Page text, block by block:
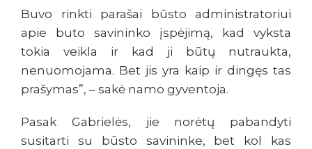
Buvo rinkti parašai būsto administratoriui
apie buto savininko įspėjimą, kad vyksta
tokia veikla ir kad ji būtų nutraukta,
nenuomojama. Bet jis yra kaip ir dingęs tas
prašymas”, – sakė namo gyventoja.
Pasak Gabrielės, jie norėtų pabandyti
susitarti su būsto savininke, bet kol kas